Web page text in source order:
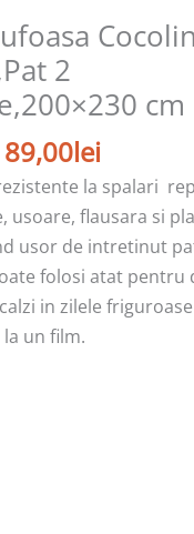
2
cm
89,00lei
la spalari
usoare, flausara si
usor de intretinut
folosi atat pentru
in zilele
un film.